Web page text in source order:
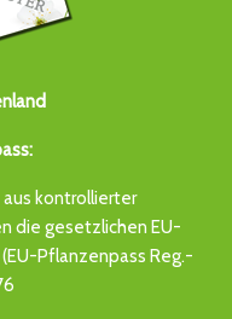
kontrollierter
die gesetzlichen EU-
Pflanzenpass Reg.-